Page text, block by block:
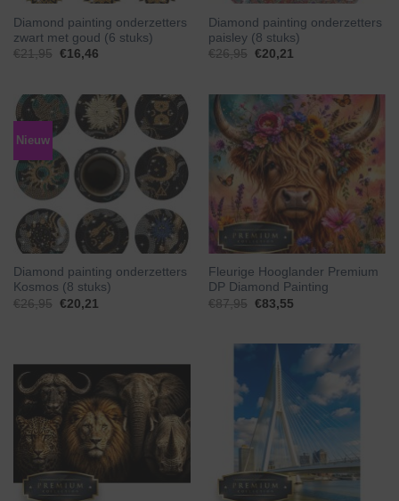
Diamond painting onderzetters
zwart met goud (6 stuks)
€21,95 €16,46
Diamond painting onderzetters
paisley (8 stuks)
€26,95 €20,21
Nieuw
Diamond painting onderzetters
Kosmos (8 stuks)
€26,95 €20,21
Fleurige Hooglander Premium
DP Diamond Painting
€87,95 €83,55